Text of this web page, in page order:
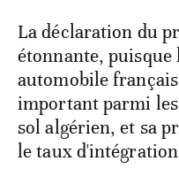
La déclaration du
étonnante,
automobile
important parmi
sol algérien, et sa
le taux